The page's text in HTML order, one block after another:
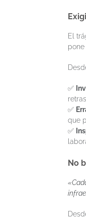
El
✅
✅
que
✅
No